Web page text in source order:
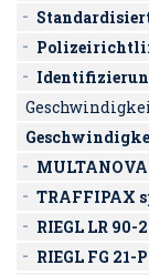
MULTANOVA
TRAFFIPAX
RIEGL LR 90-
RIEGL FG 21-P